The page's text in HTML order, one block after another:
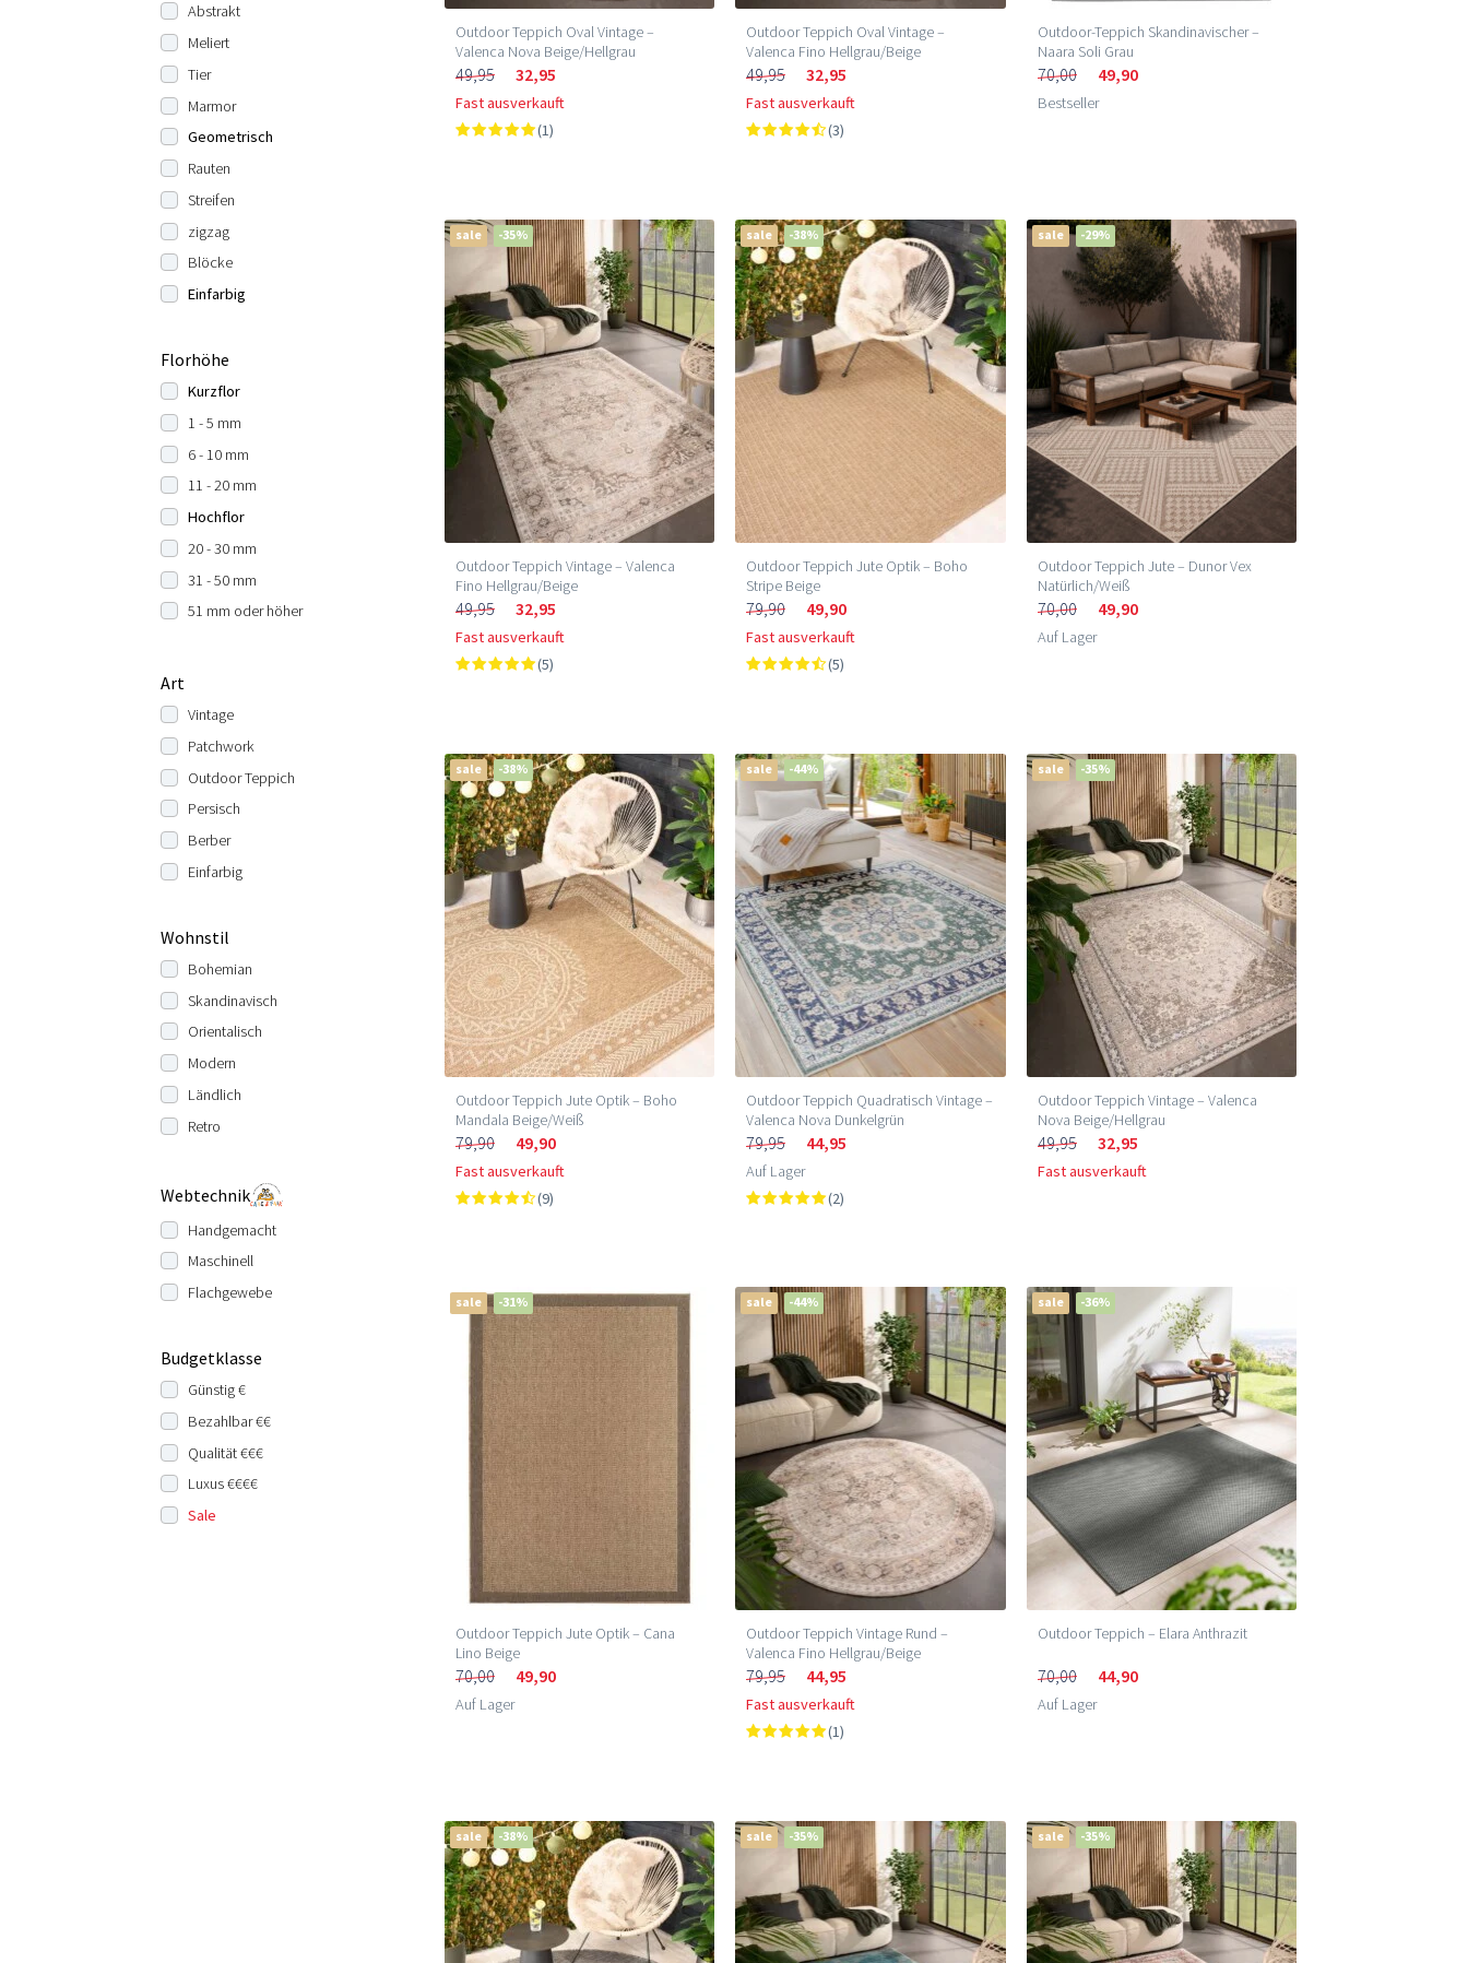
Abstrakt
Meliert
Tier
Marmor
Geometrisch
Rauten
Streifen
zigzag
Blöcke
Einfarbig
Florhöhe
Kurzflor
1 - 5 mm
6 - 10 mm
11 - 20 mm
Hochflor
20 - 30 mm
31 - 50 mm
51 mm oder höher
Art
Vintage
Patchwork
Outdoor Teppich
Persisch
Berber
Einfarbig
Wohnstil
Bohemian
Skandinavisch
Orientalisch
Modern
Ländlich
Retro
Webtechnik
Handgemacht
Maschinell
Flachgewebe
Budgetklasse
Günstig €
Bezahlbar €€
Qualität €€€
Luxus €€€€
Sale
Outdoor Teppich Oval Vintage –
Valenca Nova Beige/Hellgrau
49,95 32,95
Fast ausverkauft
(1)
Outdoor Teppich Oval Vintage –
Valenca Fino Hellgrau/Beige
49,95 32,95
Fast ausverkauft
(3)
Outdoor-Teppich Skandinavischer –
Naara Soli Grau
70,00 49,90
Bestseller
sale -35%
Outdoor Teppich Vintage – Valenca
Fino Hellgrau/Beige
49,95 32,95
Fast ausverkauft
(5)
sale -38%
Outdoor Teppich Jute Optik – Boho
Stripe Beige
79,90 49,90
Fast ausverkauft
(5)
sale -29%
Outdoor Teppich Jute – Dunor Vex
Natürlich/Weiß
70,00 49,90
Auf Lager
sale -38%
Outdoor Teppich Jute Optik – Boho
Mandala Beige/Weiß
79,90 49,90
Fast ausverkauft
(9)
sale -44%
Outdoor Teppich Quadratisch Vintage –
Valenca Nova Dunkelgrün
79,95 44,95
Auf Lager
(2)
sale -35%
Outdoor Teppich Vintage – Valenca
Nova Beige/Hellgrau
49,95 32,95
Fast ausverkauft
sale -31%
Outdoor Teppich Jute Optik – Cana
Lino Beige
70,00 49,90
Auf Lager
sale -44%
Outdoor Teppich Vintage Rund –
Valenca Fino Hellgrau/Beige
79,95 44,95
Fast ausverkauft
(1)
sale -36%
Outdoor Teppich – Elara Anthrazit
70,00 44,90
Auf Lager
sale -38% sale -35% sale -35%